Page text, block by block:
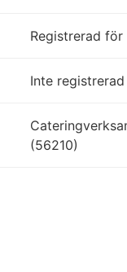
Registrerad för
Inte
(56210)